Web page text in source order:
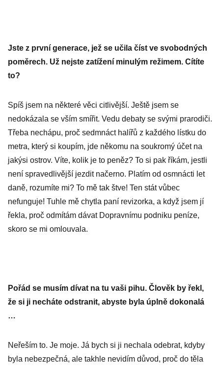
Jste z první generace, jež se učila číst ve svobodných
poměrech. Už nejste zatížení minulým režimem. Cítíte
to?
Spíš jsem na některé věci citlivější. Ještě jsem se
nedokázala se vším smířit. Vedu debaty se svými prarodiči.
Třeba nechápu, proč sedmnáct halířů z každého lístku do
metra, který si koupím, jde někomu na soukromý účet na
jakýsi ostrov. Víte, kolik je to peněz? To si pak říkám, jestli
není spravedlivější jezdit načerno. Platím od osmnácti let
daně, rozumíte mi? To mě tak štve! Ten stát vůbec
nefunguje! Tuhle mě chytla paní revizorka, a když jsem jí
řekla, proč odmítám dávat Dopravnímu podniku peníze,
skoro se mi omlouvala.
Pořád se musím dívat na tu vaši pihu. Člověk by řekl,
že si ji necháte odstranit, abyste byla úplně dokonalá
…
Neřeším to. Je moje. Já bych si ji nechala odebrat, kdyby
byla nebezpečná, ale takhle nevidím důvod, proč do těla